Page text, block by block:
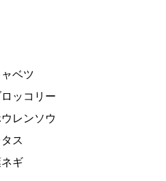
ベツ
ッコリー
レンソウ
ス
ギ